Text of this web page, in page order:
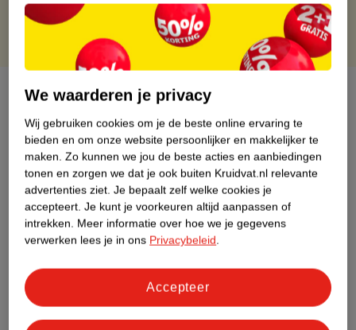
Over dit product
Productinformatie
Nature Impact Score
Dit product heeft (nog) geen Nature
Impact Score.
Meer informatie
Bestel & Bezorginformatie
We waarderen je privacy
Wij gebruiken cookies om je de beste online ervaring te
bieden en om onze website persoonlijker en makkelijker te
maken. Zo kunnen we jou de beste acties en aanbiedingen
tonen en zorgen we dat je ook buiten Kruidvat.nl relevante
advertenties ziet. Je bepaalt zelf welke cookies je
accepteert. Je kunt je voorkeuren altijd aanpassen of
intrekken. Meer informatie over hoe we je gegevens
verwerken lees je in ons Privacybeleid.
Accepteer